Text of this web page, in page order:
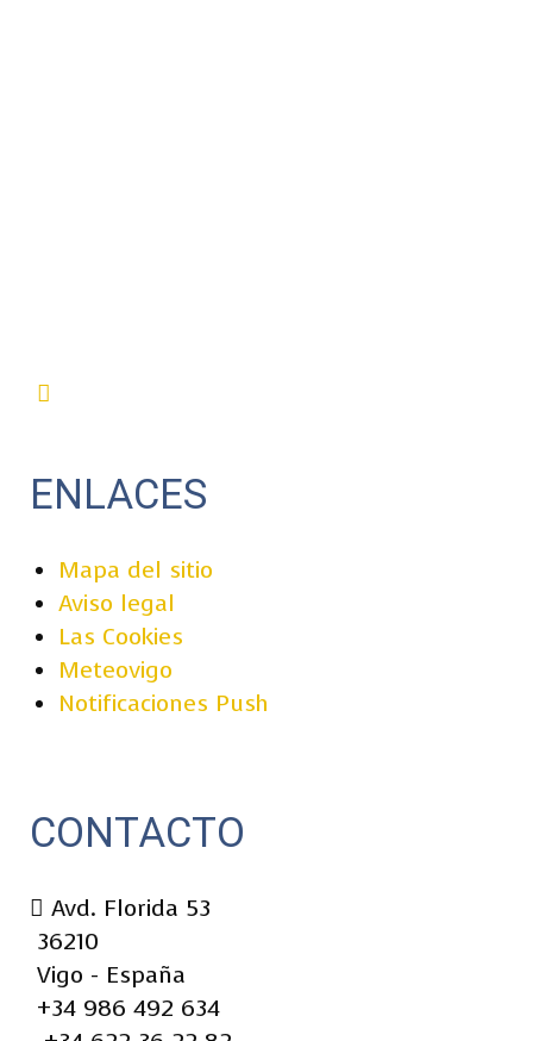
ENLACES
Mapa del sitio
Aviso legal
Las Cookies
Meteovigo
Notificaciones Push
CONTACTO
Avd. Florida 53
36210
Vigo - España
+34 986 492 634